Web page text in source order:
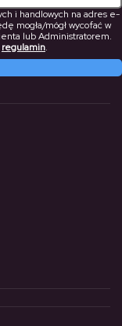
i handlowych na adres e-
mogła/mógł wycofać w
lub Administratorem.
regulamin.